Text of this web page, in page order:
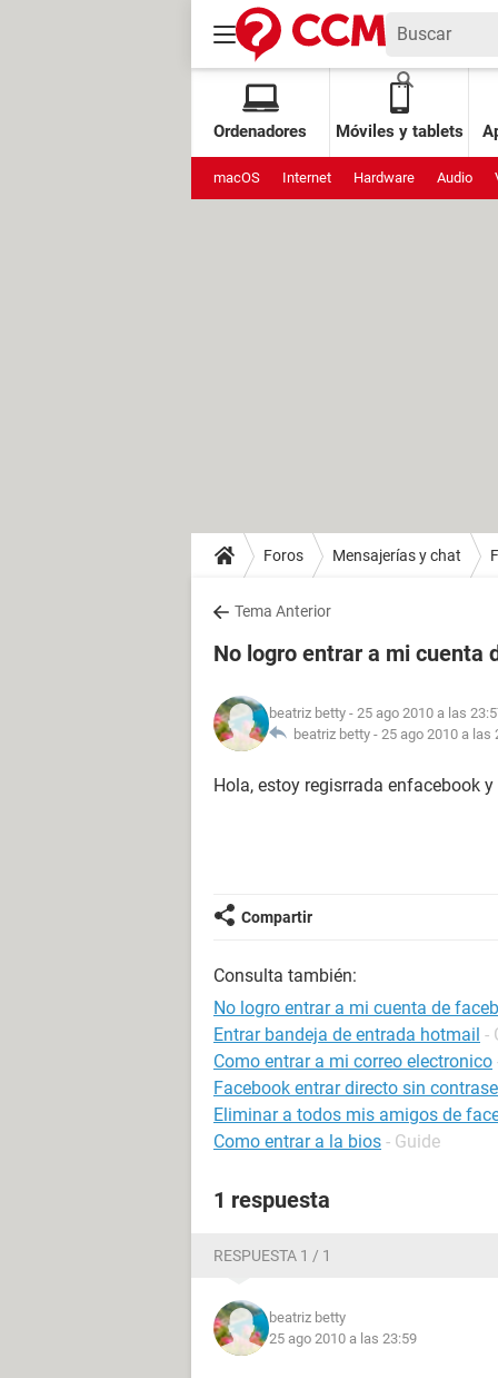
Ordenadores Móviles y tablets
macOS Internet Hardware Audio
Foros Mensajerías y chat
Tema Anterior
No logro entrar a mi cuenta
beatriz betty - 25 ago 2010 a las
beatriz betty - 25 ago 2010 a las
Hola, estoy regisrrada enfacebook
Compartir
Consulta también:
No logro entrar a mi cuenta de
Entrar bandeja de entrada hotmail -
Como entrar a mi correo electronico
Facebook entrar directo sin
Eliminar a todos mis amigos de
Como entrar a la bios - Guide
1 respuesta
RESPUESTA 1 / 1
beatriz betty
25 ago 2010 a las 23:59